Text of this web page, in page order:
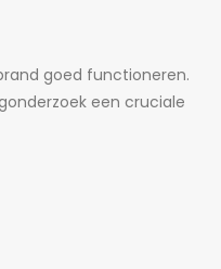
goed functioneren.
een cruciale